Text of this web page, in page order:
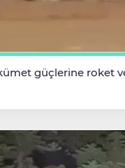
güçlerine roket